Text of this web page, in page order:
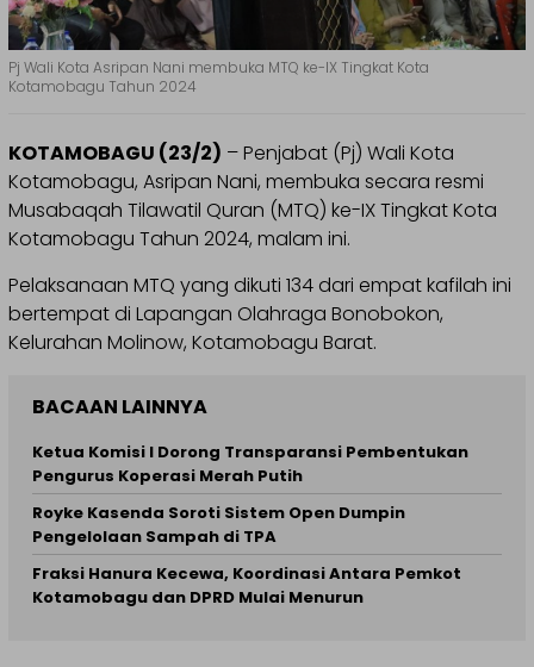
Pj Wali Kota Asripan Nani membuka MTQ ke-IX Tingkat Kota
Kotamobagu Tahun 2024
KOTAMOBAGU (23/2) – Penjabat (Pj) Wali Kota
Kotamobagu, Asripan Nani, membuka secara resmi
Musabaqah Tilawatil Quran (MTQ) ke-IX Tingkat Kota
Kotamobagu Tahun 2024, malam ini.
Pelaksanaan MTQ yang dikuti 134 dari empat kafilah ini
bertempat di Lapangan Olahraga Bonobokon,
Kelurahan Molinow, Kotamobagu Barat.
BACAAN LAINNYA
Ketua Komisi I Dorong Transparansi Pembentukan
Pengurus Koperasi Merah Putih
Royke Kasenda Soroti Sistem Open Dumpin
Pengelolaan Sampah di TPA
Fraksi Hanura Kecewa, Koordinasi Antara Pemkot
Kotamobagu dan DPRD Mulai Menurun